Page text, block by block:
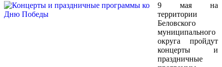
9 мая на
территории
Беловского
муниципального
округа пройдут
концерты и
праздничные